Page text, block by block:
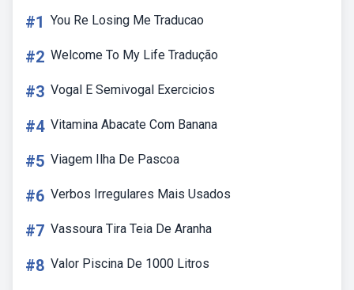
#1 You Re Losing Me Traducao
#2 Welcome To My Life Tradução
#3 Vogal E Semivogal Exercicios
#4 Vitamina Abacate Com Banana
#5 Viagem Ilha De Pascoa
#6 Verbos Irregulares Mais Usados
#7 Vassoura Tira Teia De Aranha
#8 Valor Piscina De 1000 Litros